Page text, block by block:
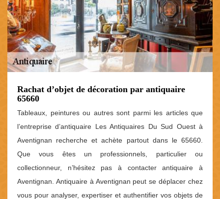
Rachat d’objet de décoration par antiquaire
65660
Tableaux, peintures ou autres sont parmi les articles que
l’entreprise d’antiquaire Les Antiquaires Du Sud Ouest à
Aventignan recherche et achète partout dans le 65660.
Que vous êtes un professionnels, particulier ou
collectionneur, n’hésitez pas à contacter antiquaire à
Aventignan. Antiquaire à Aventignan peut se déplacer chez
vous pour analyser, expertiser et authentifier vos objets de